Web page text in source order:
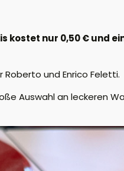
kostet nur 0,50 € und
Roberto und Enrico Feletti.
Auswahl an leckeren